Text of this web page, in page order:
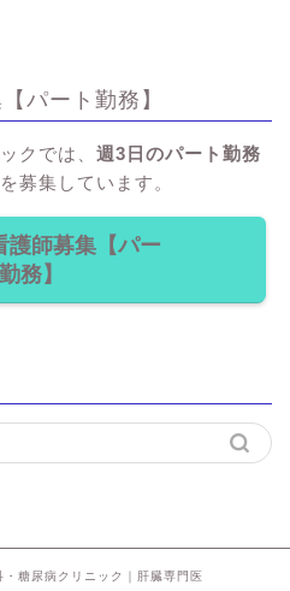
パート勤務】
クでは、 週3日のパート勤務
募集しています。
護師募集【パー
務】
糖尿病クリニック｜肝臓専門医